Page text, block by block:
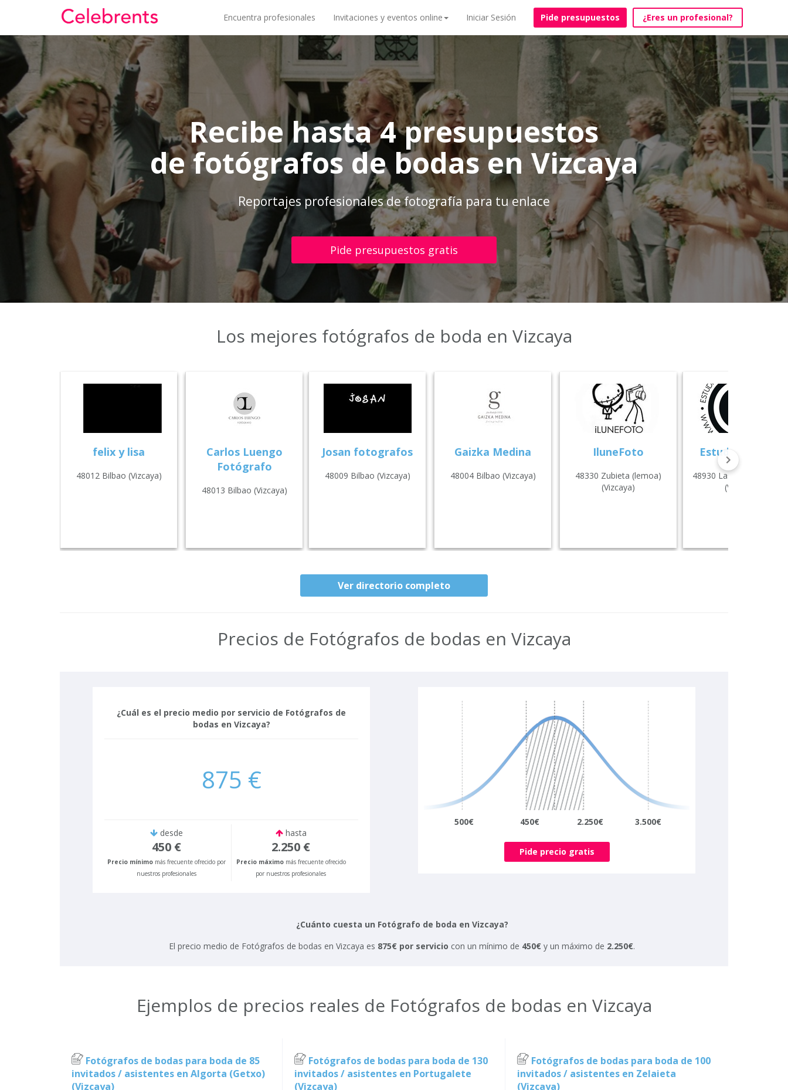
Encuentra profesionales Invitaciones y eventos online Iniciar Sesión Pide presupuestos ¿Eres un profesional?
Recibe hasta 4 presupuestos
de fotógrafos de bodas en Vizcaya
Reportajes profesionales de fotografía para tu enlace
Pide presupuestos gratis
Los mejores fotógrafos de boda en Vizcaya
felix y lisa
48012 Bilbao (Vizcaya)
Carlos Luengo
Fotógrafo
48013 Bilbao (Vizcaya)
Josan fotografos
48009 Bilbao (Vizcaya)
Gaizka Medina
48004 Bilbao (Vizcaya)
IluneFoto
48330 Zubieta (lemoa)
(Vizcaya)
Estudio Gardoki
48930 Las arenas
(Vizcaya)
Ver directorio completo
Precios de Fotógrafos de bodas en Vizcaya
¿Cuál es el precio medio por servicio de Fotógrafos de
bodas en Vizcaya?
875 €
desde
450 €
Precio mínimo más frecuente ofrecido por
nuestros profesionales
hasta
2.250 €
Precio máximomás frecuente ofrecido
por nuestros profesionales
500€ 450€ 2.250€ 3.500€
Pide precio gratis
¿Cuánto cuesta un Fotógrafo de boda en Vizcaya?
El precio medio de Fotógrafos de bodas en Vizcaya es 875€ por servicio con un mínimo de 450€ y un máximo de 2.250€.
Ejemplos de precios reales de Fotógrafos de bodas en Vizcaya
Fotógrafos de bodas para boda de 85
invitados / asistentes en Algorta (Getxo)
(Vizcaya)
Fotógrafos de bodas para boda de 130
invitados / asistentes en Portugalete
(Vizcaya)
Fotógrafos de bodas para boda de 100
invitados / asistentes en Zelaieta
(Vizcaya)